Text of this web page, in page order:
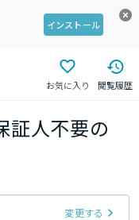
インストール
お気に入り 閲覧履歴
証人不要の
変更する